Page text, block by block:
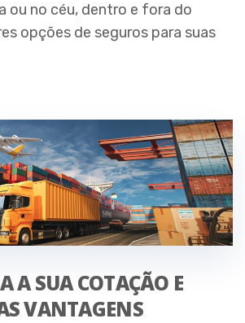
ou no céu, dentro e fora do
opções de seguros para suas
A SUA COTAÇÃO E
VANTAGENS